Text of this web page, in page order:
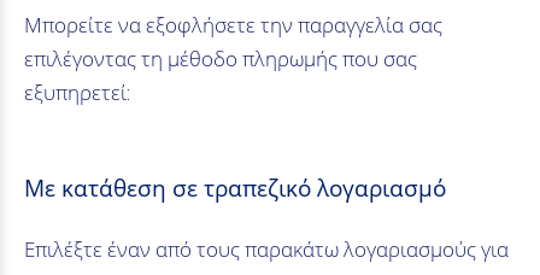
Μπορείτε να εξοφλήσετε την παραγγελία σας
επιλέγοντας τη μέθοδο πληρωμής που σας
εξυπηρετεί:
Με κατάθεση σε τραπεζικό λογαριασμό
Επιλέξτε έναν από τους παρακάτω λογαριασμούς για